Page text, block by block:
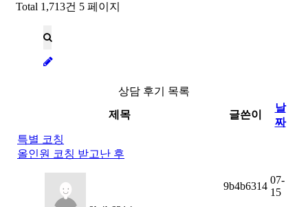
Total 1,713건 5 페이지
상담 후기 목록
제목
글쓴이
날
짜
특별 코칭
올인원 코칭 받고난 후
9b4b6314
07-
15